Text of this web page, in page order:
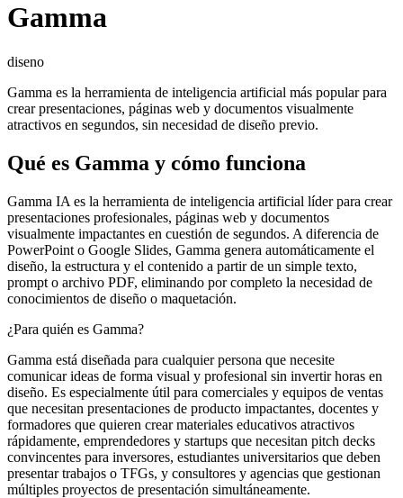
Gamma
diseno
Gamma es la herramienta de inteligencia artificial más popular para
crear presentaciones, páginas web y documentos visualmente
atractivos en segundos, sin necesidad de diseño previo.
Qué es Gamma y cómo funciona
Gamma IA es la herramienta de inteligencia artificial líder para crear
presentaciones profesionales, páginas web y documentos
visualmente impactantes en cuestión de segundos. A diferencia de
PowerPoint o Google Slides, Gamma genera automáticamente el
diseño, la estructura y el contenido a partir de un simple texto,
prompt o archivo PDF, eliminando por completo la necesidad de
conocimientos de diseño o maquetación.
¿Para quién es Gamma?
Gamma está diseñada para cualquier persona que necesite
comunicar ideas de forma visual y profesional sin invertir horas en
diseño. Es especialmente útil para comerciales y equipos de ventas
que necesitan presentaciones de producto impactantes, docentes y
formadores que quieren crear materiales educativos atractivos
rápidamente, emprendedores y startups que necesitan pitch decks
convincentes para inversores, estudiantes universitarios que deben
presentar trabajos o TFGs, y consultores y agencias que gestionan
múltiples proyectos de presentación simultáneamente.